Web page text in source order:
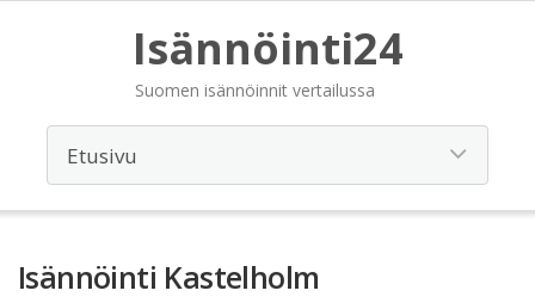
Isännöinti24
Suomen isännöinnit vertailussa
Isännöinti Kastelholm